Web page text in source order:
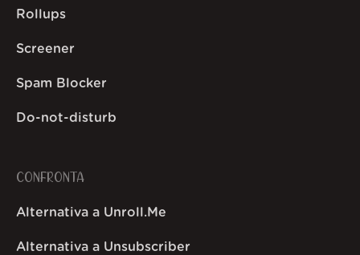
Rollups
Screener
Spam Blocker
Do-not-disturb
CONFRONTA
Alternativa a Unroll.Me
Alternativa a Unsubscriber